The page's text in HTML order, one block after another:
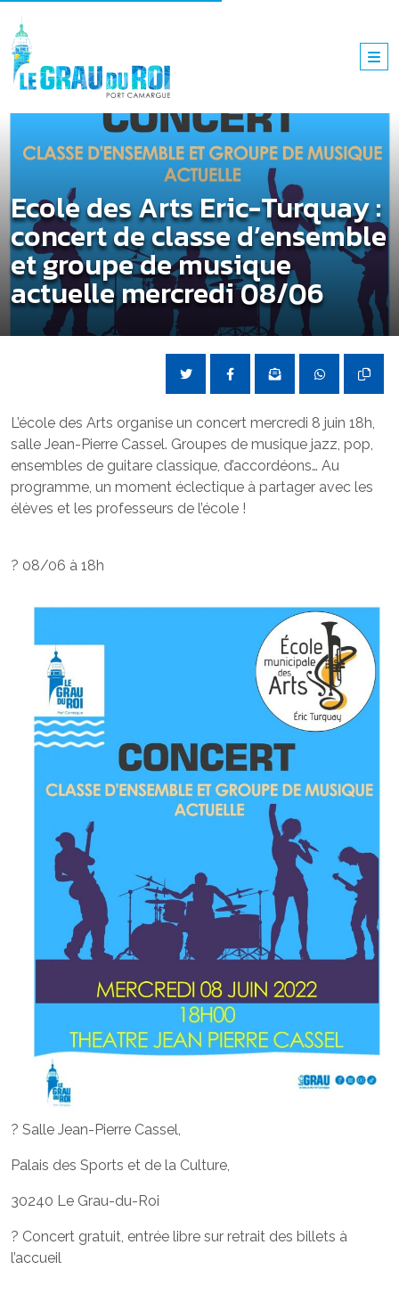
Ecole des Arts Eric-Turquay :
concert de classe d’ensemble
et groupe de musique
actuelle mercredi 08/06
L’école des Arts organise un concert mercredi 8 juin 18h,
salle Jean-Pierre Cassel. Groupes de musique jazz, pop,
ensembles de guitare classique, d’accordéons… Au
programme, un moment éclectique à partager avec les
élèves et les professeurs de l’école !
? 08/06 à 18h
? Salle Jean-Pierre Cassel,
Palais des Sports et de la Culture,
30240 Le Grau-du-Roi
? Concert gratuit, entrée libre sur retrait des billets à
l’accueil